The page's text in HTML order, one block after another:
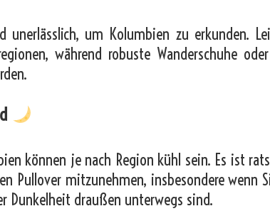
unerlässlich, um Kolumbien zu erkunden.
während robuste Wanderschuhe
können je nach Region kühl sein. Es ist
Pullover mitzunehmen, insbesondere wenn
Dunkelheit draußen unterwegs sind.